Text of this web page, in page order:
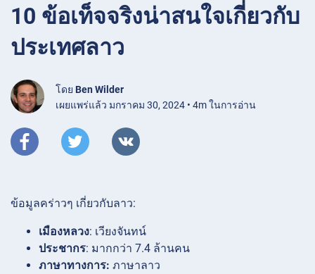
10 ข้อเท็จจริงน่าสนใจเกี่ยวกับ
ประเทศลาว
โดย Ben Wilder
เผยแพร่แล้ว มกราคม 30, 2024 • 4m ในการอ่าน
ข้อมูลคร่าวๆ เกี่ยวกับลาว:
เมืองหลวง: เวียงจันทน์
ประชากร: มากกว่า 7.4 ล้านคน
ภาษาทางการ: ภาษาลาว